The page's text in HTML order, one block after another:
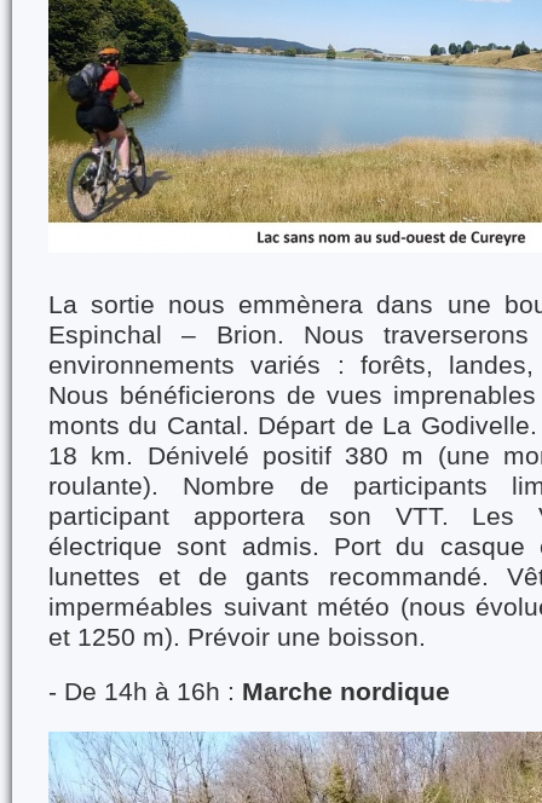
La sortie nous emmènera dans une
Espinchal – Brion. Nous
environnements variés : forêts,
Nous bénéficierons de vues
monts du Cantal. Départ de La
18 km. Dénivelé positif 380 m (une
roulante). Nombre de participants
participant apportera son VTT. Les
électrique sont admis. Port du casque
lunettes et de gants recommandé.
imperméables suivant météo (nous
et 1250 m). Prévoir une boisson.
- De 14h à 16h : Marche nordique